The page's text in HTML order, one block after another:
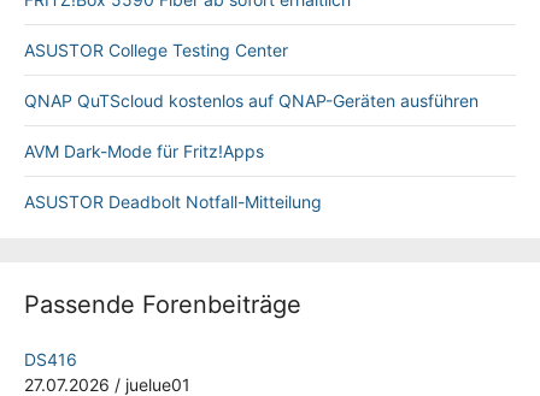
ASUSTOR College Testing Center
QNAP QuTScloud kostenlos auf QNAP-Geräten ausführen
AVM Dark-Mode für Fritz!Apps
ASUSTOR Deadbolt Notfall-Mitteilung
Passende Forenbeiträge
DS416
27.07.2026 / juelue01